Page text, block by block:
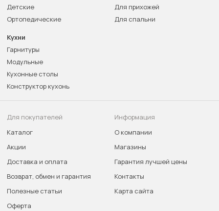
Детские
Ортопедические
Для прихожей
Для спальни
Кухни
Гарнитуры
Модульные
Кухонные столы
Конструктор кухонь
Для покупателей
Каталог
Акции
Доставка и оплата
Возврат, обмен и гарантия
Полезные статьи
Оферта
Информация
О компании
Магазины
Гарантия лучшей цены
Контакты
Карта сайта